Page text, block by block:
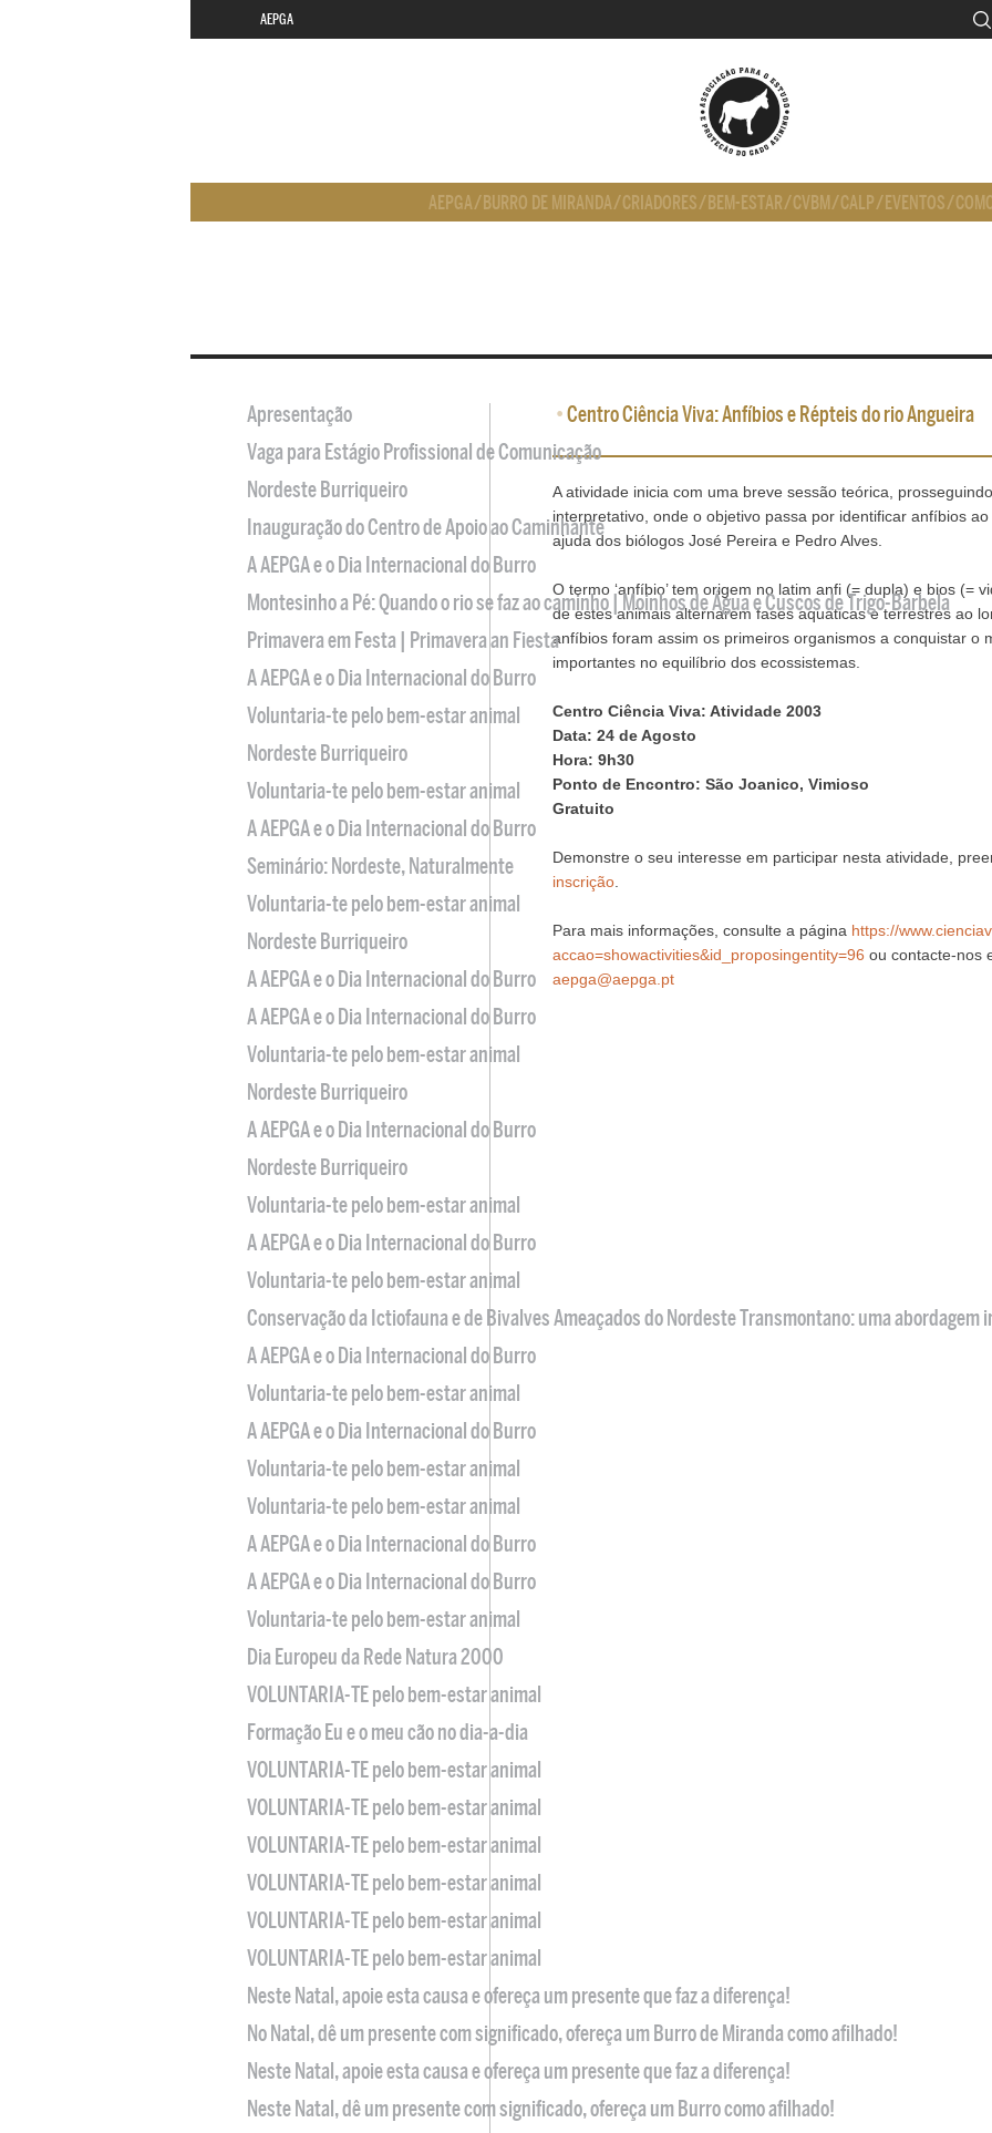
AEPGA
AEPGA/ BURRO DE MIRANDA/CRIADORES/ BEM-ESTAR/CVBM/CALP/ EVENTOS/
•Centro Ciência Viva: Anfíbios e Répteis do rio Angueira
A atividade inicia com uma breve sessão teórica,
interpretativo, onde o objetivo passa por identificar anfíbios
ajuda dos biólogos José Pereira e Pedro Alves.
O termo ‘anfíbio’ tem origem no latim anfi (= dupla) e bios (=
de estes animais alternarem fases aquáticas e terrestres ao
anfíbios foram assim os primeiros organismos a conquistar o
importantes no equilíbrio dos ecossistemas.
Centro Ciência Viva: Atividade 2003
Data: 24 de Agosto
Hora: 9h30
Ponto de Encontro: São Joanico, Vimioso
Gratuito
Demonstre o seu interesse em participar nesta atividade,
inscrição
Para mais informações, consulte a página https://
accao=showactivities&id_proposingentity=96 ou contacte-nos
aepga@aepga.pt
Apresentação
Vaga para Estágio Profissional de Comunicação
Nordeste Burriqueiro
Inauguração do Centro de Apoio ao Caminhante
A AEPGA e o Dia Internacional do Burro
Montesinho a Pé: Quando o rio se faz ao caminho | Moinhos de Água e Cuscos de Trigo-Barbela
Primavera em Festa | Primavera an Fiesta
A AEPGA e o Dia Internacional do Burro
Voluntaria-te pelo bem-estar animal
Nordeste Burriqueiro
Voluntaria-te pelo bem-estar animal
A AEPGA e o Dia Internacional do Burro
Seminário: Nordeste, Naturalmente
Voluntaria-te pelo bem-estar animal
Nordeste Burriqueiro
A AEPGA e o Dia Internacional do Burro
A AEPGA e o Dia Internacional do Burro
Voluntaria-te pelo bem-estar animal
Nordeste Burriqueiro
A AEPGA e o Dia Internacional do Burro
Nordeste Burriqueiro
Voluntaria-te pelo bem-estar animal
A AEPGA e o Dia Internacional do Burro
Voluntaria-te pelo bem-estar animal
Conservação da Ictiofauna e de Bivalves Ameaçados do Nordeste Transmontano: uma abordagem
A AEPGA e o Dia Internacional do Burro
Voluntaria-te pelo bem-estar animal
A AEPGA e o Dia Internacional do Burro
Voluntaria-te pelo bem-estar animal
Voluntaria-te pelo bem-estar animal
A AEPGA e o Dia Internacional do Burro
A AEPGA e o Dia Internacional do Burro
Voluntaria-te pelo bem-estar animal
Dia Europeu da Rede Natura 2000
VOLUNTARIA-TE pelo bem-estar animal
Formação Eu e o meu cão no dia-a-dia
VOLUNTARIA-TE pelo bem-estar animal
VOLUNTARIA-TE pelo bem-estar animal
VOLUNTARIA-TE pelo bem-estar animal
VOLUNTARIA-TE pelo bem-estar animal
VOLUNTARIA-TE pelo bem-estar animal
VOLUNTARIA-TE pelo bem-estar animal
Neste Natal, apoie esta causa e ofereça um presente que faz a diferença!
No Natal, dê um presente com significado, ofereça um Burro de Miranda como afilhado!
Neste Natal, apoie esta causa e ofereça um presente que faz a diferença!
Neste Natal, dê um presente com significado, ofereça um Burro como afilhado!